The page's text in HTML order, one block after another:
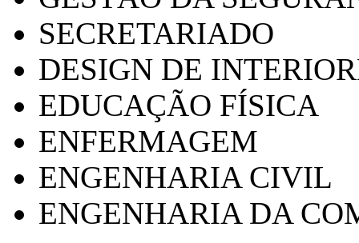
SECRETARIADO
DESIGN DE
EDUCAÇÃO FÍSICA
ENFERMAGEM
ENGENHARIA CIVIL
ENGENHARIA DA